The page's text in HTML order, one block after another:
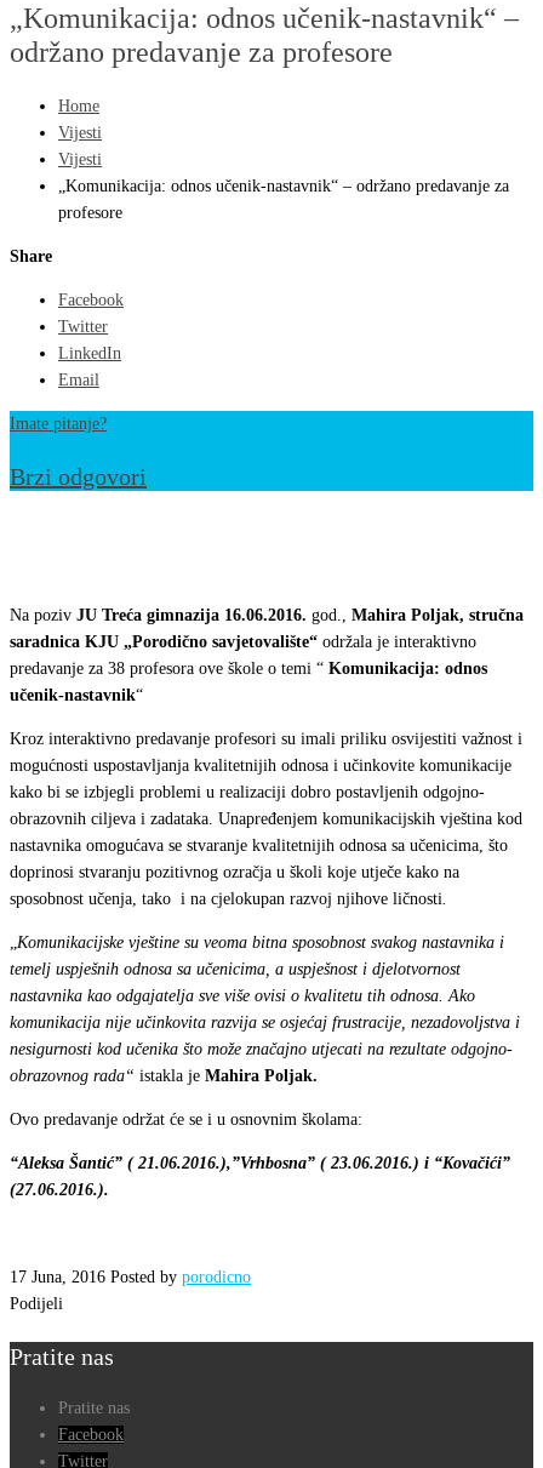
„Komunikacija: odnos učenik-nastavnik“ –
održano predavanje za profesore
Home
Vijesti
Vijesti
„Komunikacija: odnos učenik-nastavnik“ – održano predavanje za
profesore
Share
Facebook
Twitter
LinkedIn
Email
Imate pitanje?
Brzi odgovori
nastavnik“
–
održano
predavanje
za
profesore
Na poziv JU Treća gimnazija 16.06.2016. god., Mahira Poljak, stručna
saradnica KJU „Porodično savjetovalište“ održala je interaktivno
predavanje za 38 profesora ove škole o temi “ Komunikacija: odnos
učenik-nastavnik“
Kroz interaktivno predavanje profesori su imali priliku osvijestiti važnost i
mogućnosti uspostavljanja kvalitetnijih odnosa i učinkovite komunikacije
kako bi se izbjegli problemi u realizaciji dobro postavljenih odgojno-
obrazovnih ciljeva i zadataka. Unapređenjem komunikacijskih vještina kod
nastavnika omogućava se stvaranje kvalitetnijih odnosa sa učenicima, što
doprinosi stvaranju pozitivnog ozračja u školi koje utječe kako na
sposobnost učenja, tako i na cjelokupan razvoj njihove ličnosti
Komunikacijske vještine su veoma bitna sposobnost svakog nastavnika i
temelj uspješnih odnosa sa učenicima, a uspješnost i djelotvornost
nastavnika kao odgajatelja sve više ovisi o kvalitetu tih odnosa. Ako
komunikacija nije učinkovita razvija se osjećaj frustracije, nezadovoljstva i
nesigurnosti kod učenika što može značajno utjecati na rezultate odgojno-
obrazovnog rada“ istakla je Mahira Poljak.
Ovo predavanje održat će se i u osnovnim školama:
“Aleksa Šantić” ( 21.06.2016.),”Vrhbosna” ( 23.06.2016.) i “Kovačići”
(27.06.2016.).
17 Juna, 2016 Posted by porodicno
Podijeli
Pratite nas
Pratite nas
Facebook
Twitter